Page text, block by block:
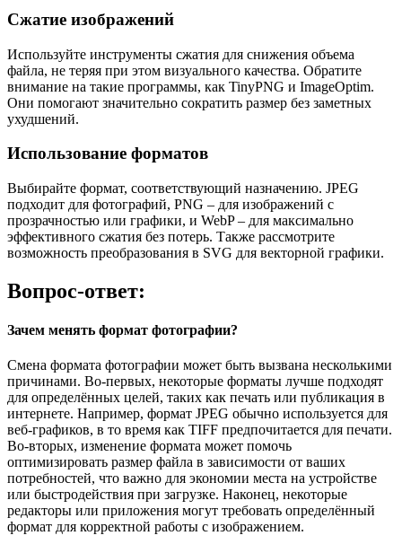
Сжатие изображений
Используйте инструменты сжатия для снижения объема
файла, не теряя при этом визуального качества. Обратите
внимание на такие программы, как TinyPNG и ImageOptim.
Они помогают значительно сократить размер без заметных
ухудшений.
Использование форматов
Выбирайте формат, соответствующий назначению. JPEG
подходит для фотографий, PNG – для изображений с
прозрачностью или графики, и WebP – для максимально
эффективного сжатия без потерь. Также рассмотрите
возможность преобразования в SVG для векторной графики.
Вопрос-ответ:
Зачем менять формат фотографии?
Смена формата фотографии может быть вызвана несколькими
причинами. Во-первых, некоторые форматы лучше подходят
для определённых целей, таких как печать или публикация в
интернете. Например, формат JPEG обычно используется для
веб-графиков, в то время как TIFF предпочитается для печати.
Во-вторых, изменение формата может помочь
оптимизировать размер файла в зависимости от ваших
потребностей, что важно для экономии места на устройстве
или быстродействия при загрузке. Наконец, некоторые
редакторы или приложения могут требовать определённый
формат для корректной работы с изображением.